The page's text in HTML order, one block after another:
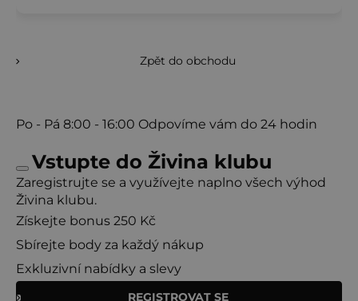
Zpět do obchodu
Po - Pá 8:00 - 16:00 Odpovíme vám do 24 hodin
Vstupte do Živina klubu
Zaregistrujte se a využívejte naplno všech výhod
Živina klubu.
Získejte bonus 250 Kč
Sbírejte body za každý nákup
Exkluzivní nabídky a slevy
REGISTROVAT SE